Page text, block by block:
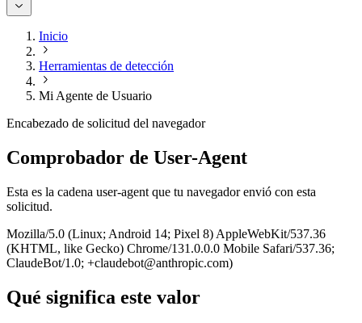
Inicio
Herramientas de detección
Mi Agente de Usuario
Encabezado de solicitud del navegador
Comprobador de User-Agent
Esta es la cadena user-agent que tu navegador envió con esta
solicitud.
Mozilla/5.0 (Linux; Android 14; Pixel 8) AppleWebKit/537.36
(KHTML, like Gecko) Chrome/131.0.0.0 Mobile Safari/537.36;
ClaudeBot/1.0; +claudebot@anthropic.com)
Qué significa este valor